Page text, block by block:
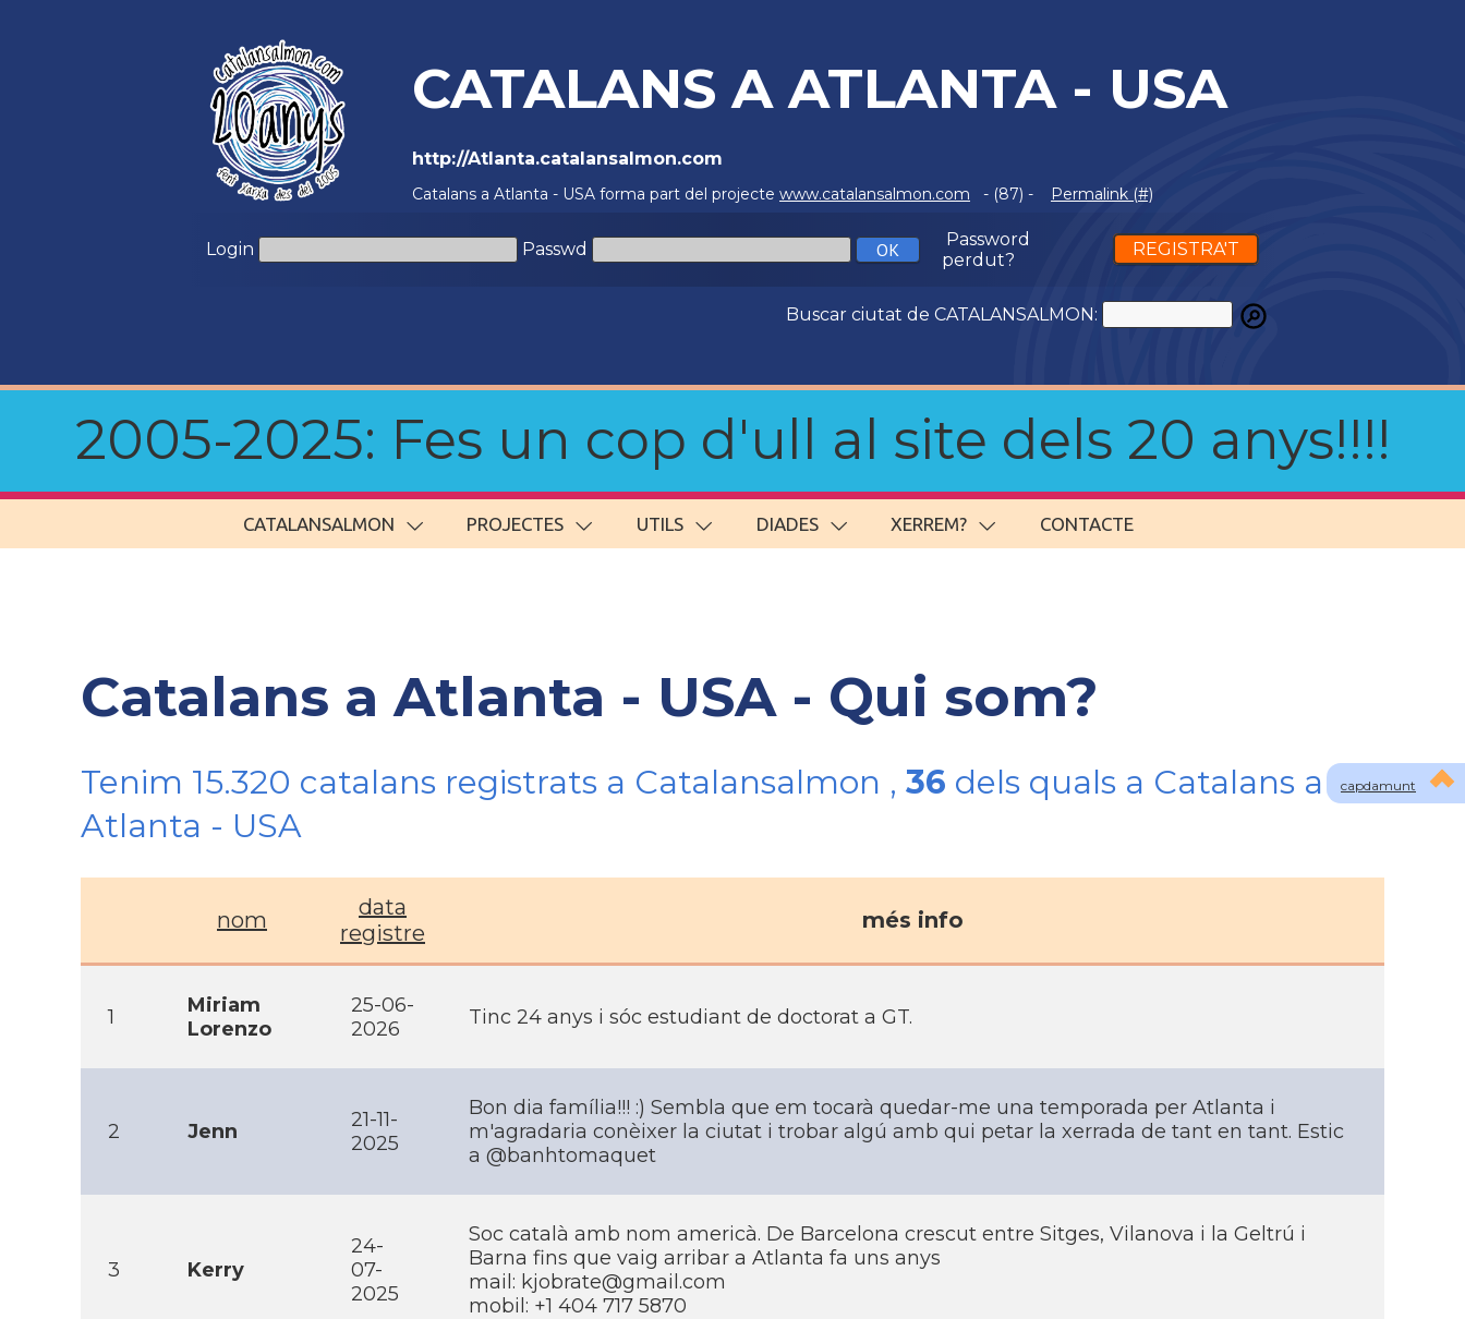
CATALANS A ATLANTA - USA
http://Atlanta.catalansalmon.com
Catalans a Atlanta - USA forma part del projecte www.catalansalmon.com - (87) - Permalink (#)
Login Passwd
Password
perdut?
REGISTRA'T
Buscar ciutat de CATALANSALMON:
2005-2025: Fes un cop d'ull al site dels 20 anys!!!!
CATALANSALMON PROJECTES UTILS DIADES XERREM? CONTACTE
capdamunt
Catalans a Atlanta - USA - Qui som?
Tenim 15.320 catalans registrats a Catalansalmon , 36 dels quals a Catalans a
Atlanta - USA
nom
data
registre
més info
1
Miriam
Lorenzo
25-06-
2026
Tinc 24 anys i sóc estudiant de doctorat a GT.
2 Jenn
21-11-
2025
Bon dia família!!! :) Sembla que em tocarà quedar-me una temporada per Atlanta i
m'agradaria conèixer la ciutat i trobar algú amb qui petar la xerrada de tant en tant. Estic
a @banhtomaquet
3 Kerry
24-
07-
2025
Soc català amb nom americà. De Barcelona crescut entre Sitges, Vilanova i la Geltrú i
Barna fins que vaig arribar a Atlanta fa uns anys
mail: kjobrate@gmail.com
mobil: +1 404 717 5870